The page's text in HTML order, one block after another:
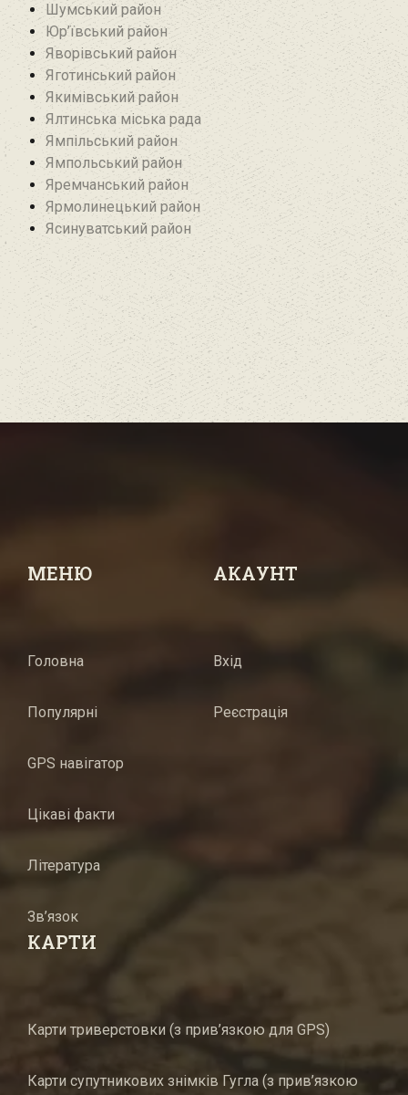
Шумський район
Юр’ївський район
Яворівський район
Яготинський район
Якимівський район
Ялтинська міська рада
Ямпільський район
Ямпольський район
Яремчанський район
Ярмолинецький район
Ясинуватський район
МЕНЮ
Головна
Популярні
GPS навігатор
Цікаві факти
Література
Зв’язок
АКАУНТ
Вхід
Реєстрація
КАРТИ
Карти триверстовки (з прив’язкою для GPS)
Карти супутникових знімків Гугла (з прив’язкою